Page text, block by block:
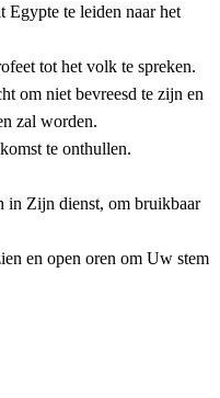
te leiden naar het
tot het volk te spreken.
om niet bevreesd te zijn en
zal worden.
te onthullen.
in Zijn dienst, om bruikbaar
en open oren om Uw stem